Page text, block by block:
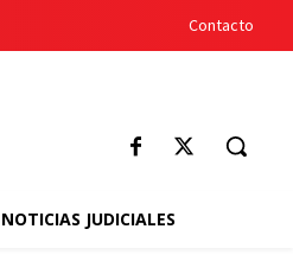
Contacto
NOTICIAS JUDICIALES